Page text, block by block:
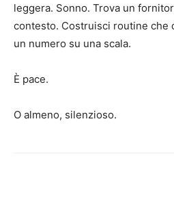
leggera. Sonno. Trova un
contesto. Costruisci routine che
un numero su una scala.
È pace.
O almeno, silenzioso.